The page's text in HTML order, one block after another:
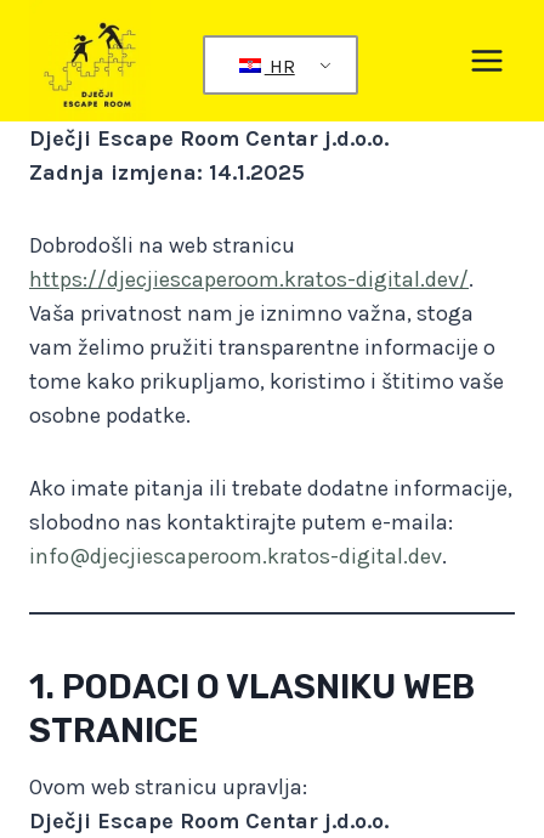
sadržaj
HR
Dječji Escape Room Centar j.d.o.o.
Zadnja izmjena: 14.1.2025
Dobrodošli na web stranicu
https://djecjiescaperoom.kratos-digital.dev/.
Vaša privatnost nam je iznimno važna, stoga
vam želimo pružiti transparentne informacije o
tome kako prikupljamo, koristimo i štitimo vaše
osobne podatke.
Ako imate pitanja ili trebate dodatne informacije,
slobodno nas kontaktirajte putem e-maila:
info@djecjiescaperoom.kratos-digital.dev.
1. PODACI O VLASNIKU WEB
STRANICE
Ovom web stranicu upravlja:
Dječji Escape Room Centar j.d.o.o.